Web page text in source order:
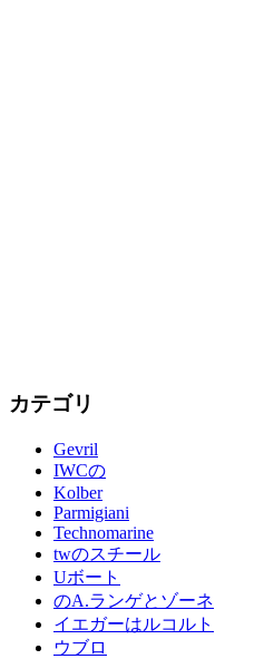
カテゴリ
Gevril
IWCの
Kolber
Parmigiani
Technomarine
twのスチール
Uボート
のA.ランゲとゾーネ
イエガーはルコルト
ウブロ